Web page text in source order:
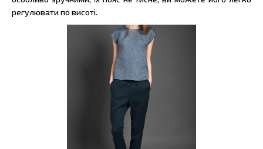
регулювати по висоті.